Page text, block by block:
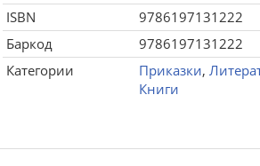
ISBN
9786197131222
Баркод
9786197131222
Категории
Приказки,
Книги